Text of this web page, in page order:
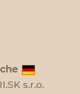
s.r.o.